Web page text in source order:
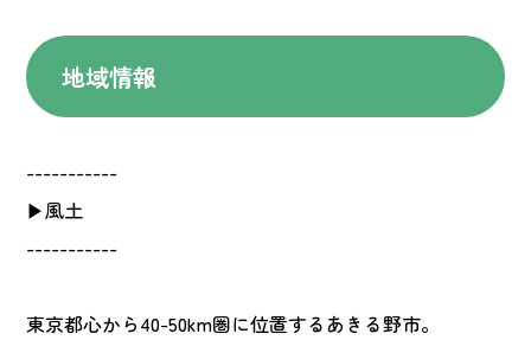
地域情報
-----------
▶風土
-----------
東京都心から40-50km圏に位置するあきる野市。